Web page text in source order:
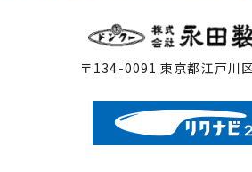
〒134-0091 東京都江戸川